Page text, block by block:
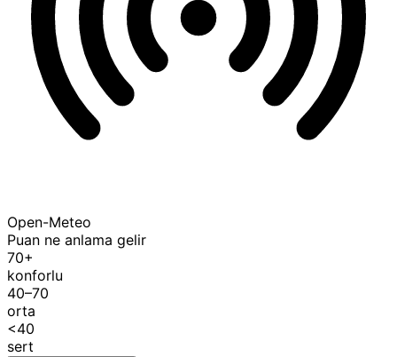
Open-Meteo
Puan ne anlama gelir
70+
konforlu
40–70
orta
<40
sert